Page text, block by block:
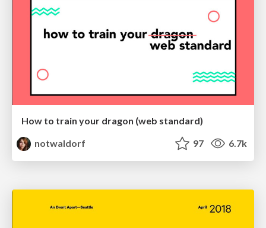
How to train your dragon (web standard)
notwaldorf
97 6.7k